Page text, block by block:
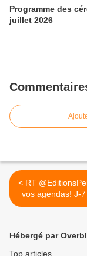
Programme des
juillet 2026
< RT @EditionsPerrin: 📅 A
vos agendas! J-7
Hébergé par
Top articles